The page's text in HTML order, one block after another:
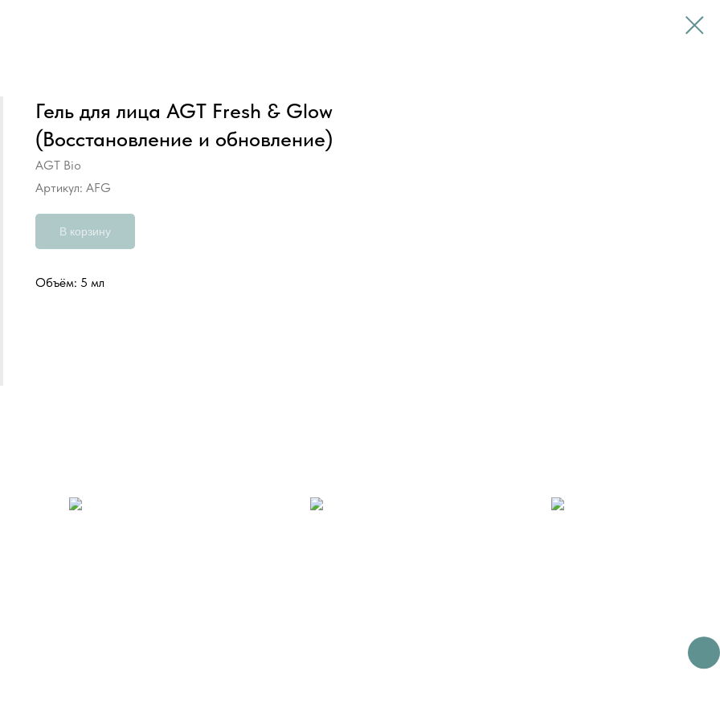
Гель для лица AGT Fresh & Glow
(Восстановление и обновление)
AGT Bio
Артикул: AFG
В корзину
Объём: 5 мл